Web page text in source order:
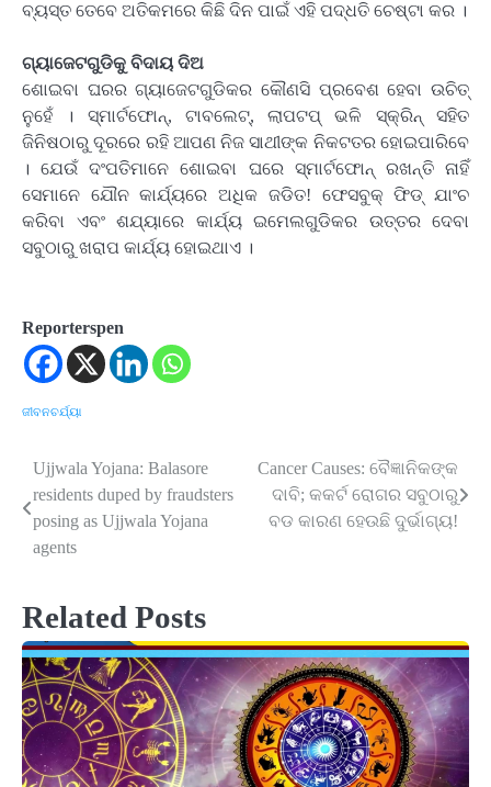
ବ୍ୟସ୍ତ ତେବେ ଅତିକମରେ କିଛି ଦିନ ପାଇଁ ଏହି ପଦ୍ଧତି ଚେଷ୍ଟା କର ।
ଗ୍ୟାଜେଟଗୁଡିକୁ ବିଦାୟ ଦିଅ
ଶୋଇବା ଘରର ଗ୍ୟାଜେଟଗୁଡିକର କୌଣସି ପ୍ରବେଶ ହେବା ଉଚିତ୍
ନୁହେଁ । ସ୍ମାର୍ଟଫୋନ୍‌, ଟାବଲେଟ୍‌, ଲାପଟପ୍ ଭଳି ସ୍କ୍ରିନ୍ ସହିତ
ଜିନିଷଠାରୁ ଦୂରରେ ରହି ଆପଣ ନିଜ ସାଥୀଙ୍କ ନିକଟତର ହୋଇପାରିବେ
। ଯେଉଁ ଦଂପତିମାନେ ଶୋଇବା ଘରେ ସ୍ମାର୍ଟଫୋନ୍ ରଖନ୍ତି ନାହିଁ
ସେମାନେ ଯୌନ କାର୍ଯ୍ୟରେ ଅଧିକ ଜଡିତ! ଫେସବୁକ୍ ଫିଡ୍ ଯାଂଚ
କରିବା ଏବଂ ଶଯ୍ୟାରେ କାର୍ଯ୍ୟ ଇମେଲଗୁଡିକର ଉତ୍ତର ଦେବା
ସବୁଠାରୁ ଖରାପ କାର୍ଯ୍ୟ ହୋଇଥାଏ ।
Reporterspen
ଜୀବନଚର୍ଯ୍ୟା
Post
navigation
Ujjwala Yojana: Balasore
residents duped by fraudsters
posing as Ujjwala Yojana
agents
Cancer Causes: ବୈଜ୍ଞାନିକଙ୍କ
ଦାବି; କକର୍ଟ ରୋଗର ସବୁଠାରୁ
ବଡ କାରଣ ହେଉଛି ଦୁର୍ଭାଗ୍ୟ!
Related Posts